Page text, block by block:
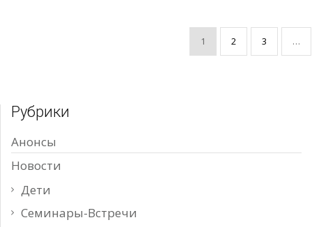
1 2 3 …
Рубрики
Анонсы
Новости
Дети
Семинары-Встречи